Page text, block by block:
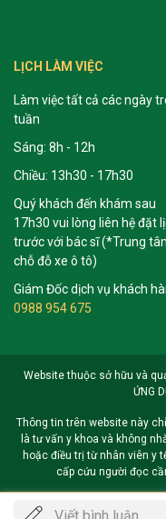
Viết bình luận ...
LỊCH LÀM VIỆC
Làm việc tất cả các ngày
tuần
Sáng: 8h - 12h
Chiều: 13h30 - 17h30
Quý khách đến khám sau
17h30 vui lòng liên hệ đặt
trước với bác sĩ (*Trung
chỗ đỗ xe ô tô)
Giám Đốc dịch vụ khách
0988 954 675
Website thuộc sở hữu và
ỨNG
Thông tin trên website này
là tư vấn y khoa và không
hoặc điều trị từ nhân viên y
cấp cứu người đọc
Gọi